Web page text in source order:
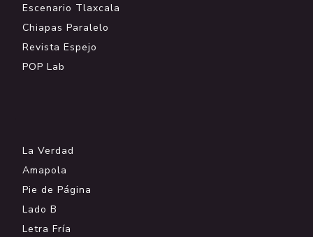
Escenario Tlaxcala
Chiapas Paralelo
Revista Espejo
POP Lab
La Verdad
Amapola
Pie de Página
Lado B
Letra Fría